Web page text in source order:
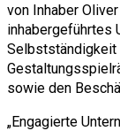
von Inhaber
inhabergeführtes
Selbstständigkeit
sowie den
„Engagierte